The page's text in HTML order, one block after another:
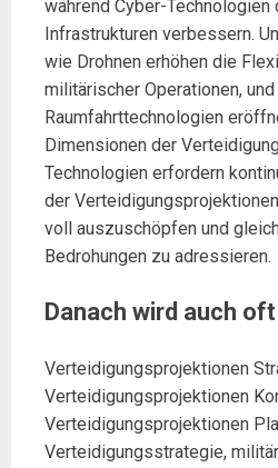
während Cyber-
Infrastrukturen verbessern.
wie Drohnen erhöhen die
militärischer Operationen, und
Raumfahrttechnologien
Dimensionen der
Technologien erfordern
der
voll auszuschöpfen und
Bedrohungen zu adressieren.
Danach wird auch
Verteidigungsprojektionen
Verteidigungsprojektionen
Verteidigungsprojektionen
Verteidigungsstrategie,